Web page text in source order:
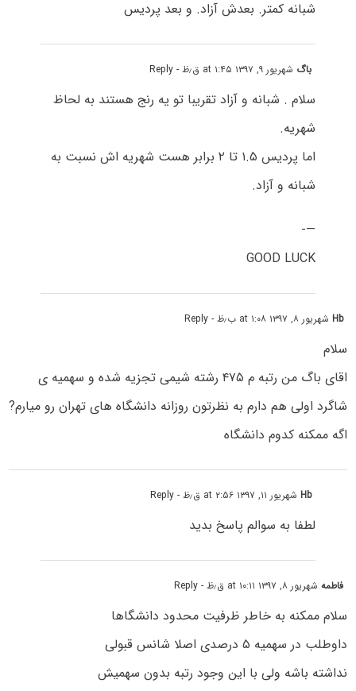
شبانه کمتر. بعدش آزاد. و بعد پردیس
باگ شهریور ۹, ۱۳۹۷ at ۱:۴۵ ق٫ظ - Reply
سلام . شبانه و آزاد تقریبا تو یه رنج هستند به لحاظ
شهریه.
اما پردیس ۱.۵ تا ۲ برابر هست شهریه اش نسبت به
شبانه و آزاد.
—-
GOOD LUCK
Hbشهریور ۸, ۱۳۹۷ at ۱:۰۸ ب٫ظ - Reply
سلام
اقای باگ من رتبه م ۴۷۵ رشته شیمی تجزیه شده و سهمیه ی
شاگرد اولی هم دارم به نظرتون روزانه دانشگاه های تهران رو میارم?
اگه ممکنه کدوم دانشگاه
Hbشهریور ۱۱, ۱۳۹۷ at ۲:۵۶ ق٫ظ - Reply
لطفا به سوالم پاسخ بدید
فاطمهشهریور ۸, ۱۳۹۷ at ۱۰:۱۱ ق٫ظ - Reply
سلام ممکنه به خاطر ظرفیت محدود دانشگاها
داوطلب در سهمیه ۵ درصدی اصلا شانس قبولی
نداشته باشه ولی با این وجود رتبه بدون سهمیش